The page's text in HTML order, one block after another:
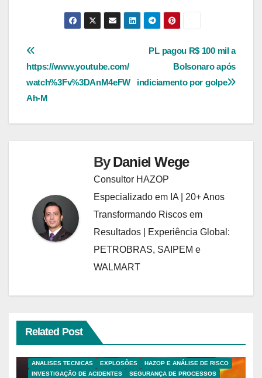
Navegação
de
Post
PL pagou R$ 100 mil a
Bolsonaro após
indiciamento por golpe
https://www.youtube.com/
watch%3Fv%3DAnM4eFW
Ah-M
ByDaniel Wege
Consultor HAZOP
Especializado em IA | 20+ Anos
Transformando Riscos em
Resultados | Experiência Global:
PETROBRAS, SAIPEM e
WALMART
Related Post
ANALISES TECNICAS EXPLOSÕES
HAZOP E ANÁLISE DE RISCO
INVESTIGAÇÃO DE ACIDENTES
SEGURANÇA DE PROCESSOS